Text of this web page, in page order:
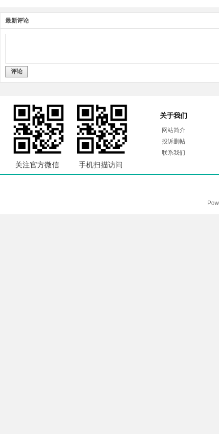
最新评论
评论
关注官方微信 手机扫描访问
关于我们
网站简介
投诉删帖
联系我们